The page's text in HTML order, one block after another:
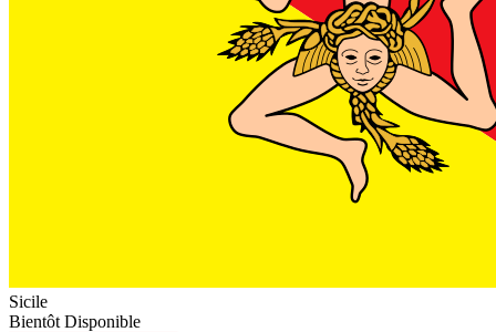
Sicile
Bientôt Disponible